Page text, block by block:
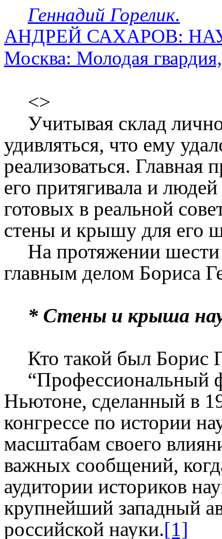
Геннадий Горелик.
АНДРЕЙ САХАРОВ:
Москва: Молодая
<>
Учитывая склад
удивляться, что ему
реализоваться. Главная
его притягивала и
готовых в реальной
стены и крышу для его
На протяжении
главным делом Бориса
* Стены и крыша
Кто такой был Борис
“Профессиональный
Ньютоне, сделанный в
конгрессе по истории
масштабам своего
важных сообщений,
аудитории историков
крупнейший западный
российской науки.[1]